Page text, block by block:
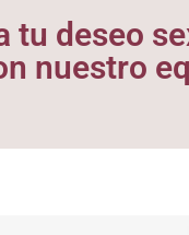
tu deseo
nuestro